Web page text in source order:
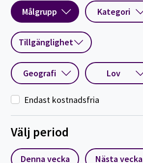
Målgrupp Kategori
Tillgänglighet
Geografi Lov
Endast kostnadsfria
Välj period
Denna vecka Nästa vecka